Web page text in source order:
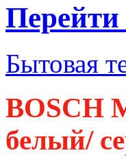
Перейти
Бытовая
BOSCH
белый/